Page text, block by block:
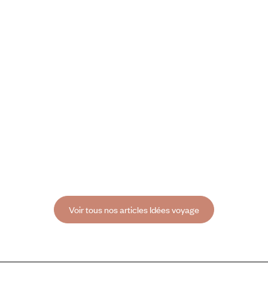
Voir tous nos articles Idées voyage